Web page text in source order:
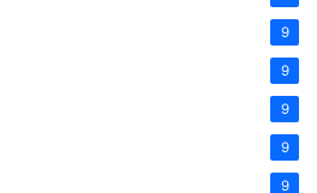
9
9
9
9
9